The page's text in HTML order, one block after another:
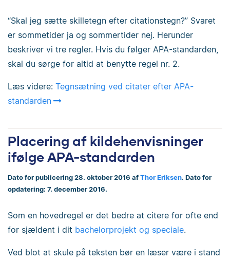
“Skal jeg sætte skilletegn efter citationstegn?” Svaret
er sommetider ja og sommertider nej. Herunder
beskriver vi tre regler. Hvis du følger APA-standarden,
skal du sørge for altid at benytte regel nr. 2.
Læs videre: Tegnsætning ved citater efter APA-
standarden
Placering af kildehenvisninger
ifølge APA-standarden
Dato for publicering 28. oktober 2016 af Thor Eriksen. Dato for
opdatering: 7. december 2016.
Som en hovedregel er det bedre at citere for ofte end
for sjældent i dit bachelorprojekt og speciale.
Ved blot at skule på teksten bør en læser være i stand